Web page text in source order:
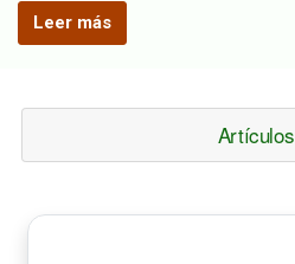
Leer más
Artículos